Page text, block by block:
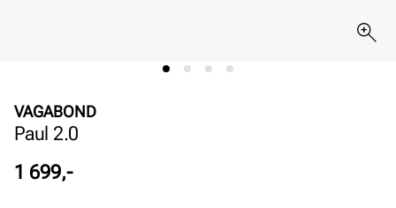
VAGABOND
Paul 2.0
Pris
1 699,-